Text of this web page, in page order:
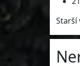
Starší